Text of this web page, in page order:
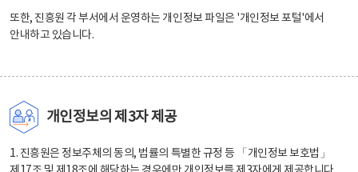
또한, 진흥원 각 부서에서 운영하는 개인정보 파일은 '개인정보 포털'에서
안내하고 있습니다.
개인정보의 제3자 제공
1. 진흥원은 정보주체의 동의, 법률의 특별한 규정 등 「개인정보 보호법」